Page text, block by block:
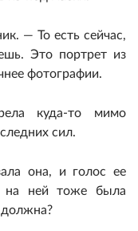
— То есть сейчас,
Это портрет из
фотографии.
куда-то мимо
сил.
она, и голос ее
на ней тоже была